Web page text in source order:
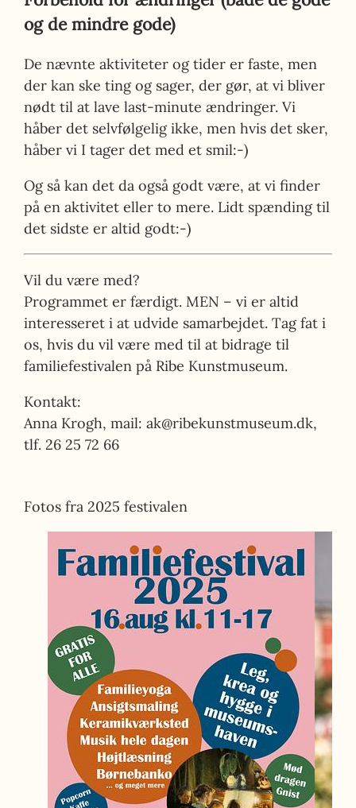
og de mindre gode)
De nævnte aktiviteter og tider er faste, men
der kan ske ting og sager, der gør, at vi bliver
nødt til at lave last-minute ændringer. Vi
håber det selvfølgelig ikke, men hvis det sker,
håber vi I tager det med et smil:-)
Og så kan det da også godt være, at vi finder
på en aktivitet eller to mere. Lidt spænding til
det sidste er altid godt:-)
Vil du være med?
Programmet er færdigt. MEN – vi er altid
interesseret i at udvide samarbejdet. Tag fat i
os, hvis du vil være med til at bidrage til
familiefestivalen på Ribe Kunstmuseum.
Kontakt:
Anna Krogh, mail: ak@ribekunstmuseum.dk,
tlf. 26 25 72 66
Fotos fra 2025 festivalen